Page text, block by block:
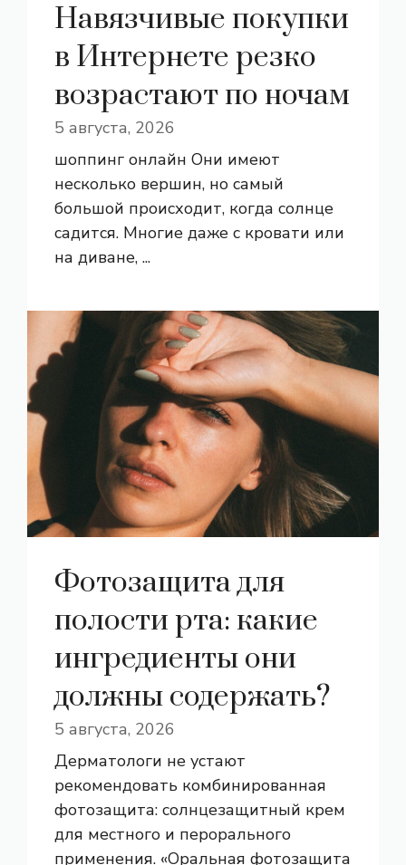
Навязчивые покупки
в Интернете резко
возрастают по ночам
5 августа, 2026
шоппинг онлайн Они имеют
несколько вершин, но самый
большой происходит, когда солнце
садится. Многие даже с кровати или
на диване, ...
Фотозащита для
полости рта: какие
ингредиенты они
должны содержать?
5 августа, 2026
Дерматологи не устают
рекомендовать комбинированная
фотозащита: солнцезащитный крем
для местного и перорального
применения. «Оральная фотозащита